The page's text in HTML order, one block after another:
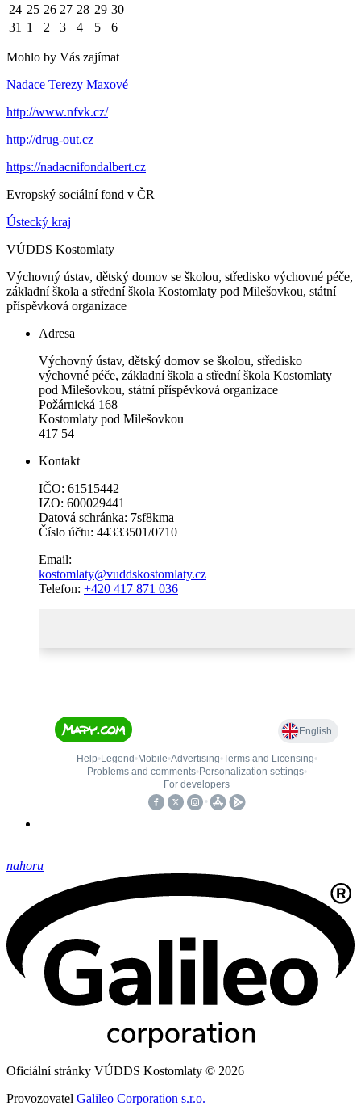
24 25 26 27 28 29 30
31 1 2 3 4 5 6
Mohlo by Vás zajímat
Nadace Terezy Maxové
http://www.nfvk.cz/
http://drug-out.cz
https://nadacnifondalbert.cz
Evropský sociální fond v ČR
Ústecký kraj
VÚDDS Kostomlaty
Výchovný ústav, dětský domov se školou, středisko výchovné péče,
základní škola a střední škola Kostomlaty pod Milešovkou, státní
příspěvková organizace
Adresa
Výchovný ústav, dětský domov se školou, středisko
výchovné péče, základní škola a střední škola Kostomlaty
pod Milešovkou, státní příspěvková organizace
Požárnická 168
Kostomlaty pod Milešovkou
417 54
Kontakt
IČO: 61515442
IZO: 600029441
Datová schránka: 7sf8kma
Číslo účtu: 44333501/0710
Email:
kostomlaty@vuddskostomlaty.cz
Telefon: +420 417 871 036
nahoru
Oficiální stránky VÚDDS Kostomlaty © 2026
Provozovatel Galileo Corporation s.r.o.